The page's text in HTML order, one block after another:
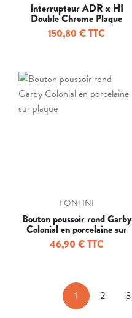
Interrupteur ADR x HI
Double Chrome Plaque
Porcelaine Noire
150,80 € TTC
FONTINI
Bouton poussoir rond Garby
Colonial en porcelaine sur
plaque
46,90 € TTC
1 2 3